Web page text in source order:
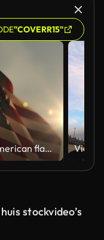
"COVERR15"
Slow American flag at sunset during Memorial Day in the United States
stockvideo’s